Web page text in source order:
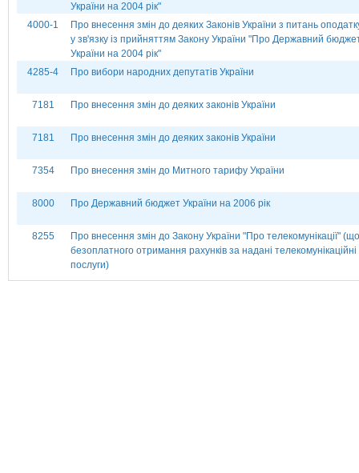
України на 2004 рік"
4000-1
Про внесення змін до деяких Законів України з питань
у зв'язку із прийняттям Закону України "Про Державний
України на 2004 рік"
4285-4
Про вибори народних депутатів України
7181 Про внесення змін до деяких законів України
7181 Про внесення змін до деяких законів України
7354 Про внесення змін до Митного тарифу України
8000 Про Державний бюджет України на 2006 рік
8255
Про внесення змін до Закону України "Про телекомунікації"
безоплатного отримання рахунків за надані телекомунікаційні
послуги)